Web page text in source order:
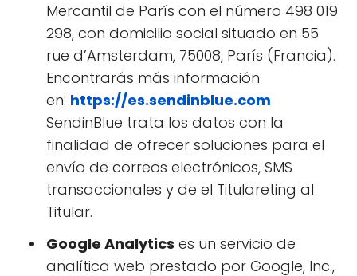
Mercantil de París con el número 498 019
298, con domicilio social situado en 55
rue d’Amsterdam, 75008, París (Francia).
Encontrarás más información
en: https://es.sendinblue.com
SendinBlue trata los datos con la
finalidad de ofrecer soluciones para el
envío de correos electrónicos, SMS
transaccionales y de el Titulareting al
Titular.
Google Analytics es un servicio de
analítica web prestado por Google, Inc.,